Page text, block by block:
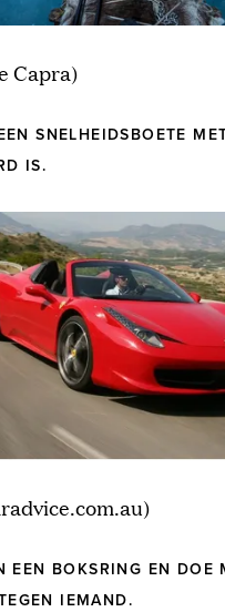
Capra)
SNELHEIDSBOETE
IS.
EEN BOKSRING EN DOE
IEMAND.